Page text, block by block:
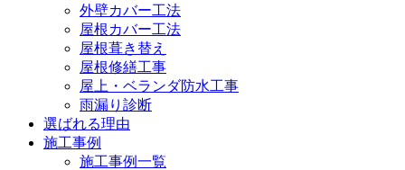
外壁カバー工法
屋根カバー工法
屋根葺き替え
屋根修繕工事
屋上・ベランダ防水工事
雨漏り診断
選ばれる理由
施工事例
施工事例一覧